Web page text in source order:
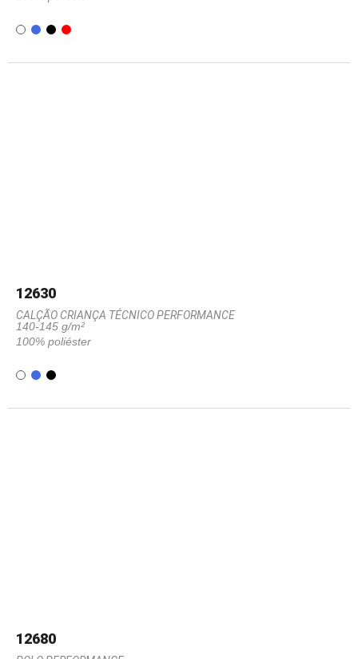
12630
CALÇÃO CRIANÇA TÉCNICO PERFORMANCE
140-145 g/m²
100% poliéster
12680